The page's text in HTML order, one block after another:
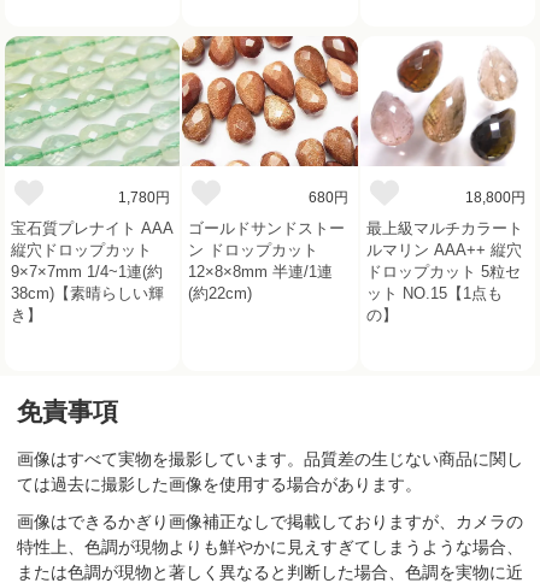
1,780円
宝石質プレナイト AAA
縦穴ドロップカット
9×7×7mm 1/4~1連(約
38cm)【素晴らしい輝
き】
680円
ゴールドサンドストー
ン ドロップカット
12×8×8mm 半連/1連
(約22cm)
18,800円
最上級マルチカラート
ルマリン AAA++ 縦穴
ドロップカット 5粒セ
ット NO.15【1点も
の】
免責事項
画像はすべて実物を撮影しています。品質差の生じない商品に関し
ては過去に撮影した画像を使用する場合があります。
画像はできるかぎり画像補正なしで掲載しておりますが、カメラの
特性上、色調が現物よりも鮮やかに見えすぎてしまうような場合、
または色調が現物と著しく異なると判断した場合、色調を実物に近